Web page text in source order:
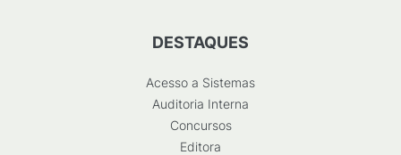
DESTAQUES
Acesso a Sistemas
Auditoria Interna
Concursos
Editora